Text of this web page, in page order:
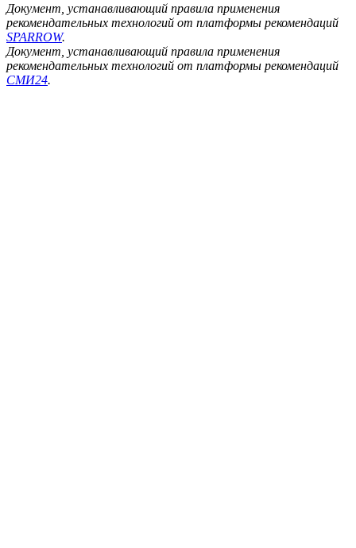
Документ, устанавливающий правила применения
рекомендательных технологий от платформы рекомендаций
SPARROW.
Документ, устанавливающий правила применения
рекомендательных технологий от платформы рекомендаций
СМИ24.